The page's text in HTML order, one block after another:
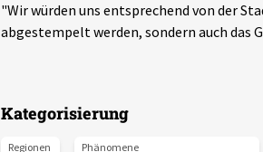
"Wir würden uns entsprechend von der
abgestempelt werden, sondern auch das
Kategorisierung
Regionen Phänomene